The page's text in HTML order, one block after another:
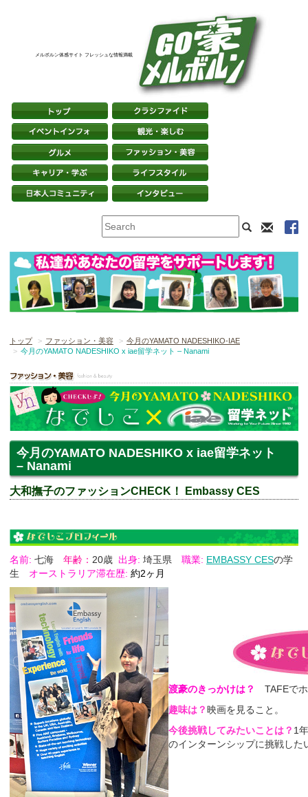
メルボルン体感サイト フレッシュな情報満載
トップ ファッション・美容
今月のYAMATO NADESHIKO-IAE
今月のYAMATO NADESHIKO x iae留学ネット – Nanami
今月のYAMATO NADESHIKO x iae留学ネット
– Nanami
大和撫子のファッションCHECK！ Embassy CES
名前: 七海 年齢： 20歳 出身: 埼玉県 職業: EMBASSY CESの学
生 オーストラリア滞在歴: 約2ヶ月
渡豪のきっかけは？ TAFEで
趣味は？映画を見ること。
今後挑戦してみたいことは？ 1
のインターンシップに挑戦した